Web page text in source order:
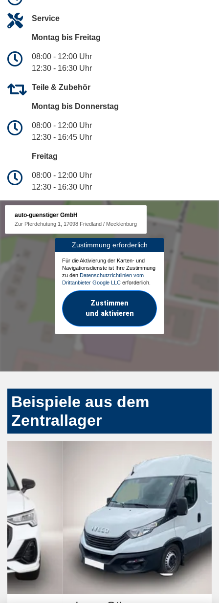
Service
Montag bis Freitag
08:00 - 12:00 Uhr
12:30 - 16:30 Uhr
Teile & Zubehör
Montag bis Donnerstag
08:00 - 12:00 Uhr
12:30 - 16:45 Uhr
Freitag
08:00 - 12:00 Uhr
12:30 - 16:30 Uhr
auto-guenstiger GmbH
Zur Pferdehutung 1, 17098 Friedland / Mecklenburg
Zustimmung erforderlich
Für die Aktivierung der Karten- und
Navigationsdienste ist Ihre Zustimmung
zu den Datenschutzrichtlinien vom
Drittanbieter Google LLC erforderlich.
Zustimmen
und aktivieren
Beispiele aus dem
Zentrallager
Iveco Other